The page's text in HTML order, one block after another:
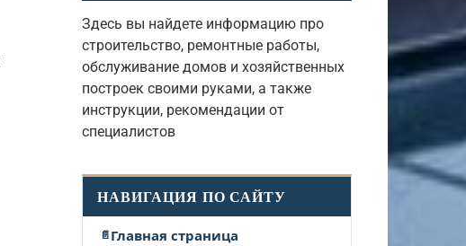
Здесь вы найдете информацию про
строительство, ремонтные работы,
обслуживание домов и хозяйственных
построек своими руками, а также
инструкции, рекомендации от
специалистов
НАВИГАЦИЯ ПО САЙТУ
Главная страница